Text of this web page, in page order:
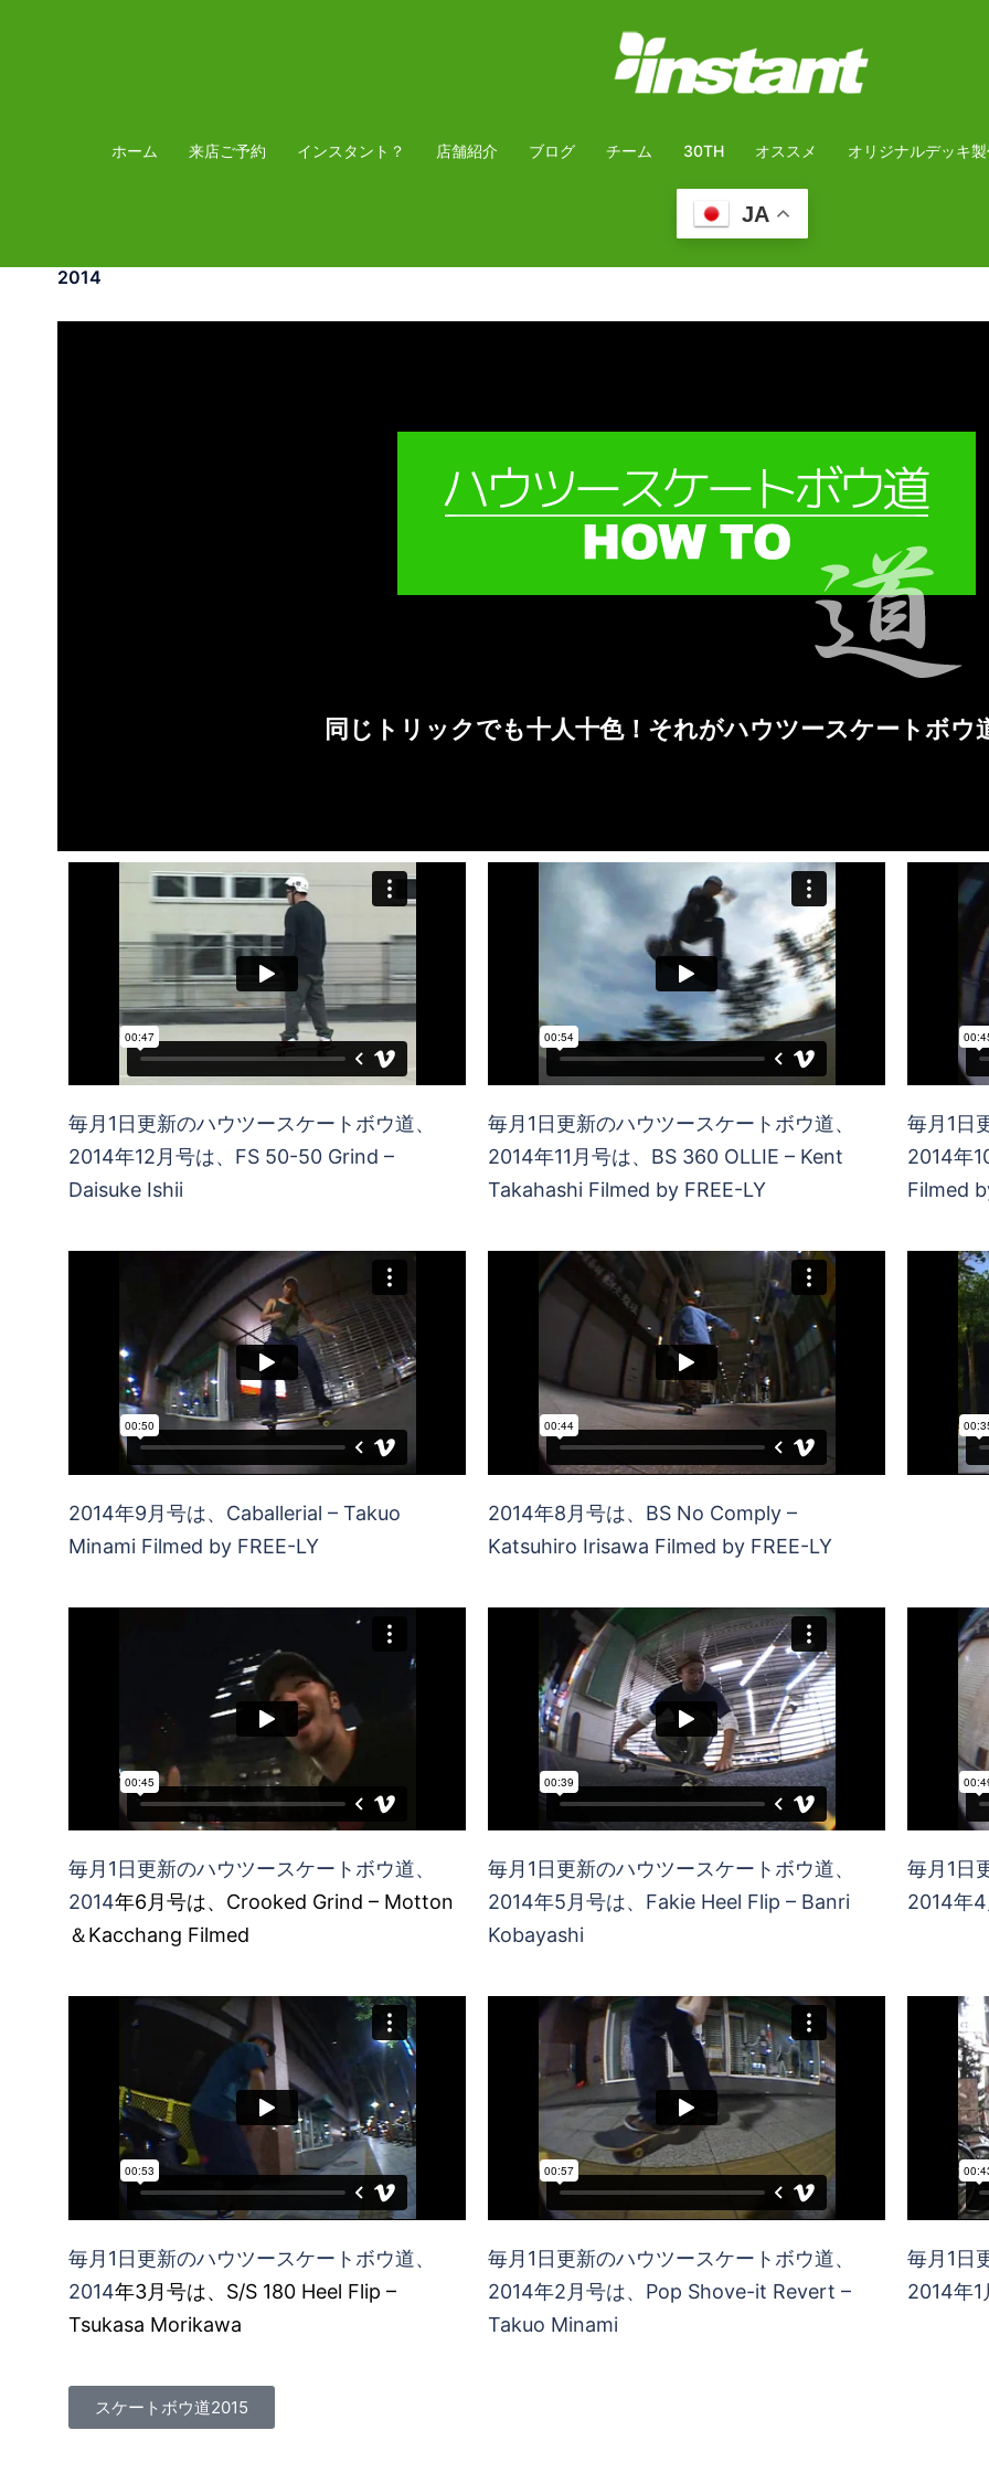
ホーム 来店ご予約 インスタント？ 店舗紹介 ブログ チーム 30TH オススメ オリジナルデッキ
JA
2014
同じトリックでも十人十色！それがハウツースケートボウ
毎月1日更新のハウツースケートボウ道、
2014年12月号は、FS 50-50 Grind –
Daisuke Ishii
毎月1日更新のハウツースケートボウ道、
2014年11月号は、BS 360 OLLIE – Kent
Takahashi Filmed by FREE-LY
毎月1日
2014年
Filmed
2014年9月号は、Caballerial – Takuo
Minami Filmed by FREE-LY
2014年8月号は、BS No Comply –
Katsuhiro Irisawa Filmed by FREE-LY
毎月1日更新のハウツースケートボウ道、
2014年6月号は、Crooked Grind – Motton
＆Kacchang Filmed
毎月1日更新のハウツースケートボウ道、
2014年5月号は、Fakie Heel Flip – Banri
Kobayashi
毎月1日
2014年
毎月1日更新のハウツースケートボウ道、
2014年3月号は、S/S 180 Heel Flip –
Tsukasa Morikawa
毎月1日更新のハウツースケートボウ道、
2014年2月号は、Pop Shove-it Revert –
Takuo Minami
毎月1日
2014年
スケートボウ道2015